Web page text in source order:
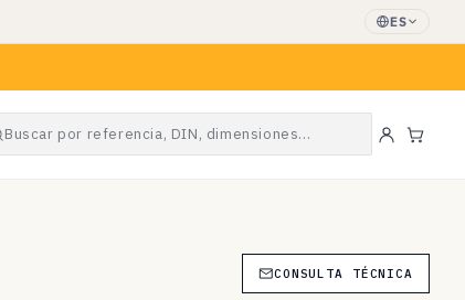
ES
Buscar por referencia, DIN, dimensiones…
CONSULTA TÉCNICA